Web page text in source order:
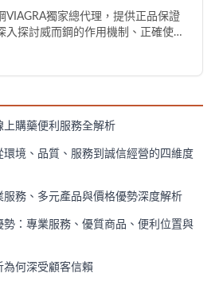
VIAGRA獨家總代理，提供正品保證
入探討威而鋼的作用機制、正確使用
購藥便利服務全解析
境、品質、服務到誠信經營的四維度
務、多元產品與價格優勢深度解析
：專業服務、優質商品、便利位置與
何深受顧客信賴